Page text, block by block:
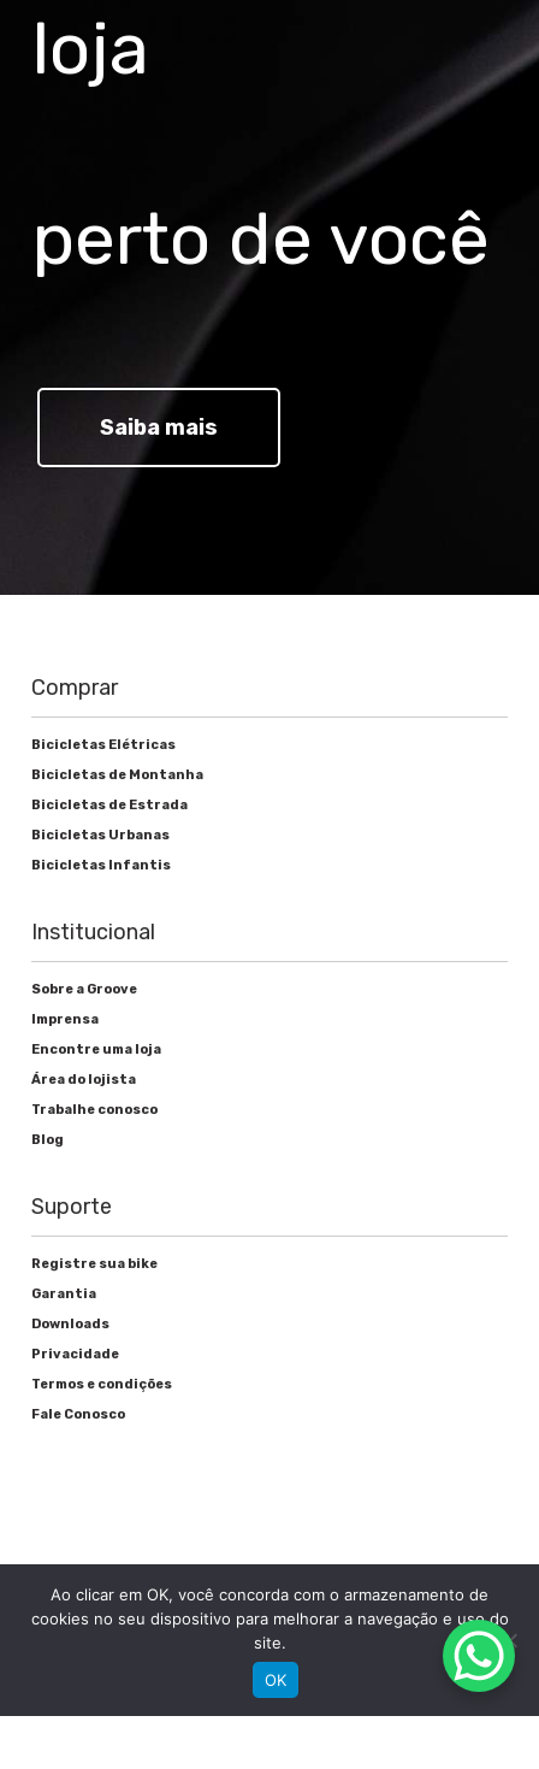
loja
perto de você
Saiba mais
Comprar
Bicicletas Elétricas
Bicicletas de Montanha
Bicicletas de Estrada
Bicicletas Urbanas
Bicicletas Infantis
Institucional
Sobre a Groove
Imprensa
Encontre uma loja
Área do lojista
Trabalhe conosco
Blog
Suporte
Registre sua bike
Garantia
Downloads
Privacidade
Termos e condições
Fale Conosco
RECEBA NOSSAS NOVIDADES POR E-MAIL
Ao clicar em OK, você concorda com o armazenamento de
cookies no seu dispositivo para melhorar a navegação e uso do
site.
OK